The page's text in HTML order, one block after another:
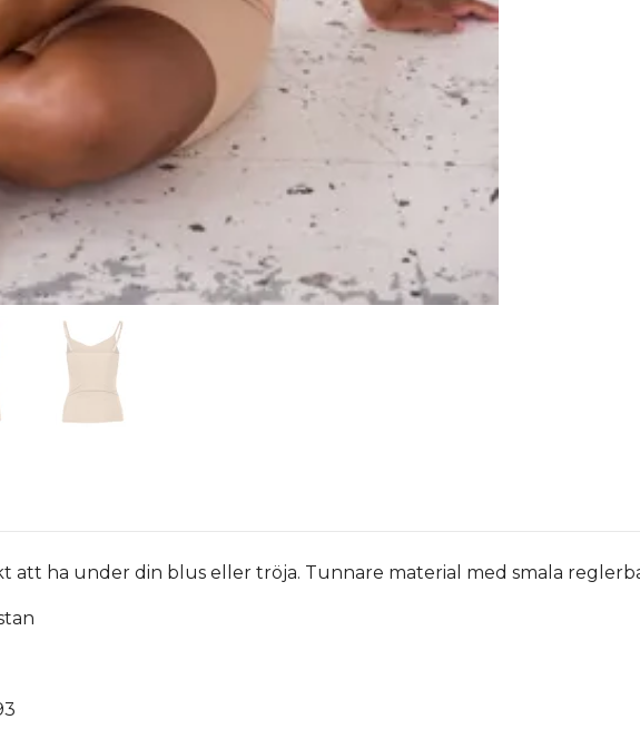
att ha under din blus eller tröja. Tunnare material med smala